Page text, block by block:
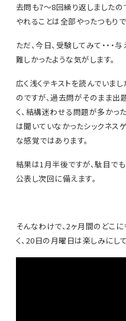
去問も7～8回繰り返しました
やれることは全部やったつもりで
ただ、今日、受験してみて・・
難しかったような気がします。
広く浅くテキストを読んでいま
のですが、過去問がそのまま出
く、結構迷わせる問題が多かっ
は聞いていなかったシックネス
な感覚ではあります。
結果は1月半後ですが、駄目で
公表し次回に備えます。
そんなわけで、2ヶ月間のどこ
く、20日の月曜日は楽しみにし